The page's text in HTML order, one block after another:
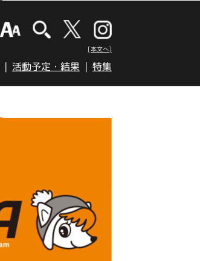
[本文へ]
活動予定・結果 特集